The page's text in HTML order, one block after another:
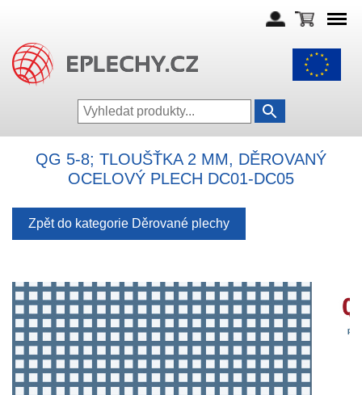
QG 5-8; TLOUŠŤKA 2 MM, DĚROVANÝ
OCELOVÝ PLECH DC01-DC05
Zpět do kategorie Děrované plechy